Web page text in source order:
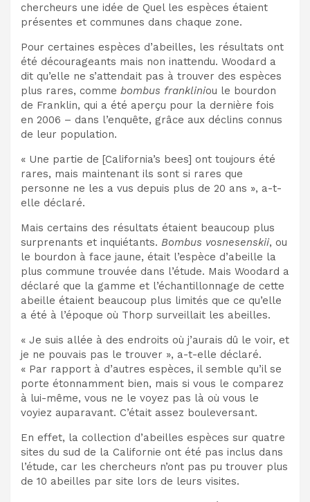
chercheurs une idée de Quelles espèces étaient
présentes et communes dans chaque zone.
Pour certaines espèces d’abeilles, les résultats ont
été décourageants mais non inattendu. Woodard a
dit qu’elle ne s’attendait pas à trouver des espèces
plus rares, comme bombus frankliniou le bourdon
de Franklin, qui a été aperçu pour la dernière fois
en 2006 – dans l’enquête, grâce aux déclins connus
de leur population.
« Une partie de [California’s bees] ont toujours été
rares, mais maintenant ils sont si rares que
personne ne les a vus depuis plus de 20 ans », a-t-
elle déclaré.
Mais certains des résultats étaient beaucoup plus
surprenants et inquiétants. Bombus vosnesenskii, ou
le bourdon à face jaune, était l’espèce d’abeille la
plus commune trouvée dans l’étude. Mais Woodard a
déclaré que la gamme et l’échantillonnage de cette
abeille étaient beaucoup plus limités que ce qu’elle
a été à l’époque où Thorp surveillait les abeilles.
« Je suis allée à des endroits où j’aurais dû le voir, et
je ne pouvais pas le trouver », a-t-elle déclaré.
« Par rapport à d’autres espèces, il semble qu’il se
porte étonnamment bien, mais si vous le comparez
à lui-même, vous ne le voyez pas là où vous le
voyiez auparavant. C’était assez bouleversant.
En effet, la collection d’abeilles espèces sur quatre
sites du sud de la Californie ont été pas inclus dans
l’étude, car les chercheurs n’ont pas pu trouver plus
de 10 abeilles par site lors de leurs visites.